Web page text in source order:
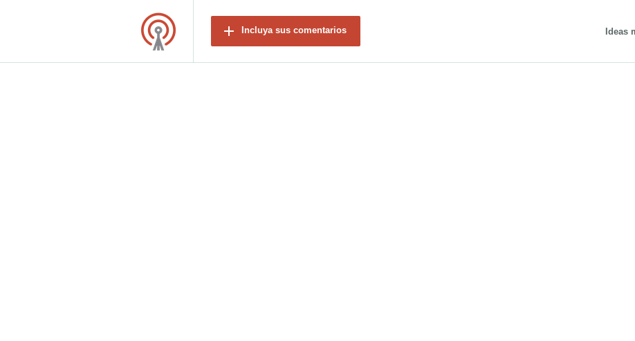
Incluya sus comentarios Ideas